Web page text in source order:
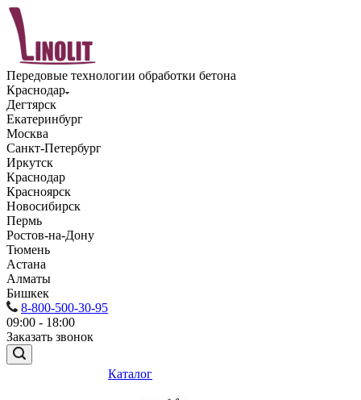
Передовые технологии обработки бетона
Краснодар
Дегтярск
Екатеринбург
Москва
Санкт-Петербург
Иркутск
Краснодар
Красноярск
Новосибирск
Пермь
Ростов-на-Дону
Тюмень
Астана
Алматы
Бишкек
8-800-500-30-95
09:00 - 18:00
Заказать звонок
Каталог